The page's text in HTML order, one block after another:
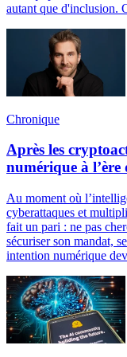
autant que d'inclusion.
Chronique
Après les
numérique à l’ère
Au moment où
cyberattaques et
fait un pari : ne pas
sécuriser son mandat,
intention numérique